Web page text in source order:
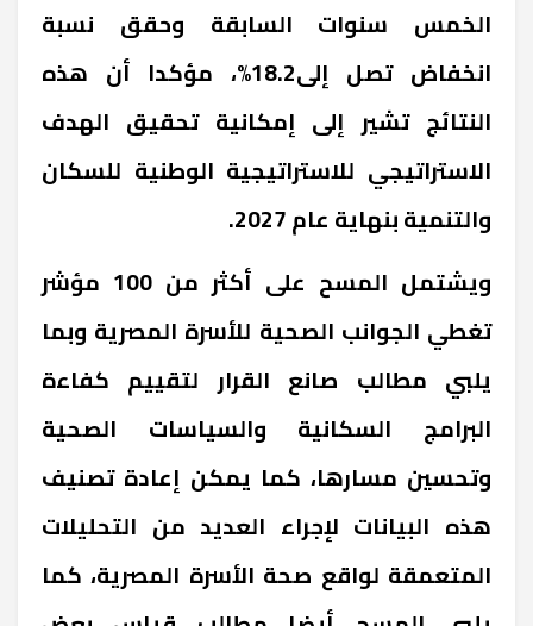
الخمس سنوات السابقة وحقق نسبة
انخفاض تصل إلى18.2%، مؤكدا أن هذه
النتائج تشير إلى إمكانية تحقيق الهدف
الاستراتيجي للاستراتيجية الوطنية للسكان
والتنمية بنهاية عام 2027
.
ويشتمل المسح على أكثر من 100 مؤشر
تغطي الجوانب الصحية للأسرة المصرية وبما
يلبي مطالب صانع القرار لتقييم كفاءة
البرامج السكانية والسياسات الصحية
وتحسين مسارها، كما يمكن إعادة تصنيف
هذه البيانات لإجراء العديد من التحليلات
المتعمقة لواقع صحة الأسرة المصرية، كما